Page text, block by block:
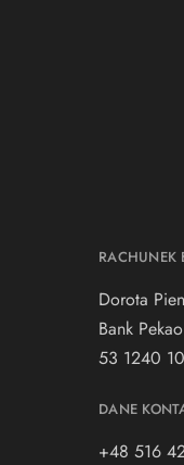
RACHUNEK
Dorota
Bank
53 1240
DANE
+48 516